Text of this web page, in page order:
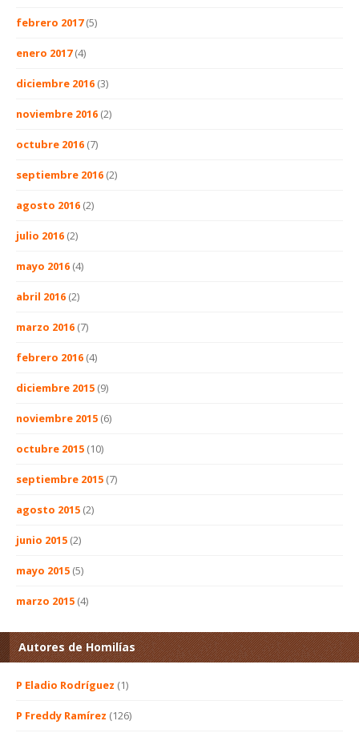
febrero 2017(5)
enero 2017(4)
diciembre 2016 (3)
noviembre 2016 (2)
octubre 2016 (7)
septiembre 2016 (2)
agosto 2016 (2)
julio 2016 (2)
mayo 2016 (4)
abril 2016 (2)
marzo 2016 (7)
febrero 2016 (4)
diciembre 2015 (9)
noviembre 2015 (6)
octubre 2015 (10)
septiembre 2015 (7)
agosto 2015 (2)
junio 2015 (2)
mayo 2015 (5)
marzo 2015 (4)
Autores de Homilías
P Eladio Rodríguez (1)
P Freddy Ramírez (126)